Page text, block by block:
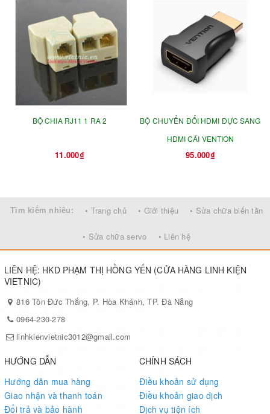
BỘ CHIA RJ11 1 RA 2
11.000₫
BỘ CHUYỂN ĐỔI HDMI ĐỰC SANG
HDMI CÁI VENTION
95.000₫
Tìm kiếm nhiều: • Trang chủ • Giới thiệu • Sửa chữa biến tần
• Sửa chữa servo • Liên hệ
LIÊN HỆ: HKD PHẠM THỊ HỒNG YẾN (CỬA HÀNG LINH KIỆN
VIETNIC)
816 Tôn Đức Thắng, P. Hòa Khánh, TP. Đà Nẵng
0964-230-278
linhkienvietnic3012@gmail.com
HƯỚNG DẪN
Hướng dẫn mua hàng
Giao nhận và thanh toán
Đổi trả và bảo hành
CHÍNH SÁCH
Điều khoản sử dụng
Điều khoản giao dịch
Dịch vụ tiện ích